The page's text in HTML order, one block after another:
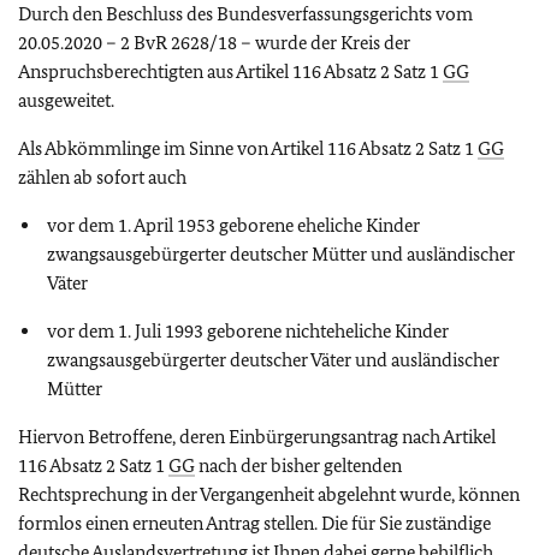
Durch den Beschluss des Bundesverfassungsgerichts vom
20.05.2020 – 2 BvR 2628/18 – wurde der Kreis der
Anspruchsberechtigten aus Artikel 116 Absatz 2 Satz 1 GG
ausgeweitet.
Als Abkömmlinge im Sinne von Artikel 116 Absatz 2 Satz 1 GG
zählen ab sofort auch
vor dem 1. April 1953 geborene eheliche Kinder
zwangsausgebürgerter deutscher Mütter und ausländischer
Väter
vor dem 1. Juli 1993 geborene nichteheliche Kinder
zwangsausgebürgerter deutscher Väter und ausländischer
Mütter
Hiervon Betroffene, deren Einbürgerungsantrag nach Artikel
116 Absatz 2 Satz 1 GGnach der bisher geltenden
Rechtsprechung in der Vergangenheit abgelehnt wurde, können
formlos einen erneuten Antrag stellen. Die für Sie zuständige